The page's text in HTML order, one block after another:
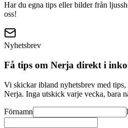
Har du egna tips eller bilder från
oss!
Nyhetsbrev
Få tips om Nerja direkt i
Vi skickar ibland nyhetsbrev med
Nerja. Inga utskick varje vecka, bara
Förnamn